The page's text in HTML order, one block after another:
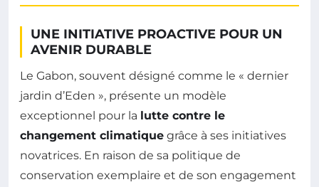
UNE INITIATIVE PROACTIVE POUR UN
AVENIR DURABLE
Le Gabon, souvent désigné comme le « dernier
jardin d’Eden », présente un modèle
exceptionnel pour la lutte contre le
changement climatique grâce à ses initiatives
novatrices. En raison de sa politique de
conservation exemplaire et de son engagement